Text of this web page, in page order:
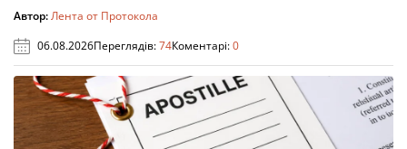
Автор:Лента от Протокола
06.08.2026Переглядів:74Коментарі:0